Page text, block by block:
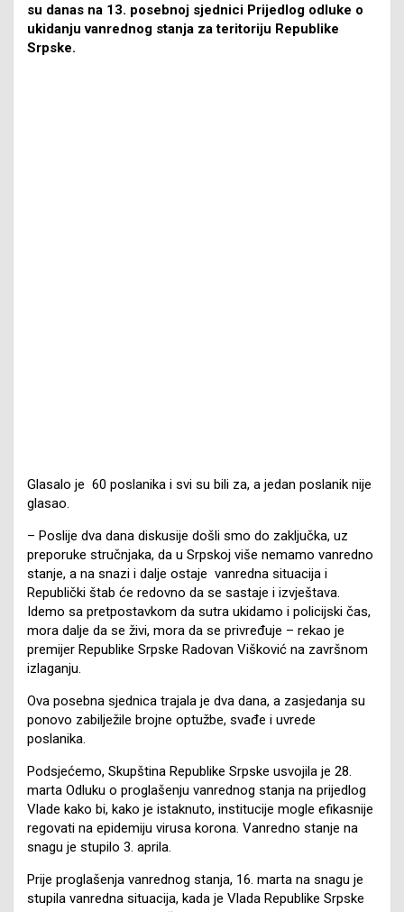
su danas na 13. posebnoj sjednici Prijedlog odluke o
ukidanju vanrednog stanja za teritoriju Republike
Srpske.
Glasalo je 60 poslanika i svi su bili za, a jedan poslanik nije
glasao.
– Poslije dva dana diskusije došli smo do zaključka, uz
preporuke stručnjaka, da u Srpskoj više nemamo vanredno
stanje, a na snazi i dalje ostaje vanredna situacija i
Republički štab će redovno da se sastaje i izvještava.
Idemo sa pretpostavkom da sutra ukidamo i policijski čas,
mora dalje da se živi, mora da se privređuje – rekao je
premijer Republike Srpske Radovan Višković na završnom
izlaganju.
Ova posebna sjednica trajala je dva dana, a zasjedanja su
ponovo zabilježile brojne optužbe, svađe i uvrede
poslanika.
Podsjećemo, Skupština Republike Srpske usvojila je 28.
marta Odluku o proglašenju vanrednog stanja na prijedlog
Vlade kako bi, kako je istaknuto, institucije mogle efikasnije
regovati na epidemiju virusa korona. Vanredno stanje na
snagu je stupilo 3. aprila.
Prije proglašenja vanrednog stanja, 16. marta na snagu je
stupila vanredna situacija, kada je Vlada Republike Srpske